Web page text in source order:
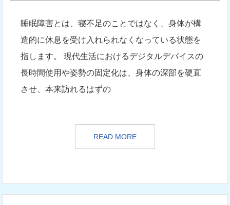
睡眠障害とは、寝不足のことではなく、身体が構
造的に休息を受け入れられなくなっている状態を
指します。 現代生活におけるデジタルデバイスの
長時間使用や姿勢の固定化は、身体の深部を硬直
させ、本来訪れるはずの
READ MORE